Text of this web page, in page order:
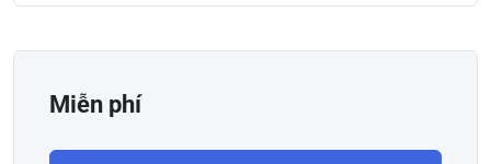
Miễn phí